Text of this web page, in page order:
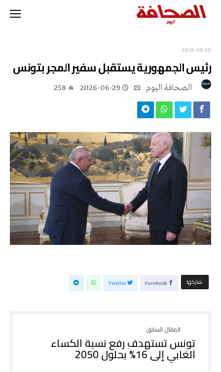
2026-06-29
رئيس الجمهورية يستقبل سفير المجر بتونس
2026-06-29
258
‫‫ شاركها‬ Facebook
Twitter
تونس تستهدف رفع نسبة الكساء
الغابي إلى 16% بحلول 2050